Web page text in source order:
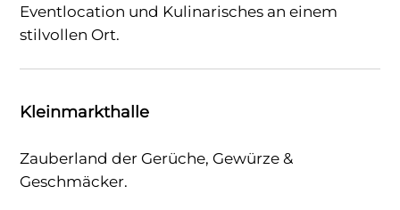
Eventlocation und Kulinarisches an einem
stilvollen Ort.
Kleinmarkthalle
Zauberland der Gerüche, Gewürze &
Geschmäcker.